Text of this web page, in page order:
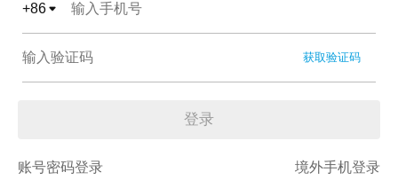
+86
获取验证码
登录
账号密码登录 境外手机登录